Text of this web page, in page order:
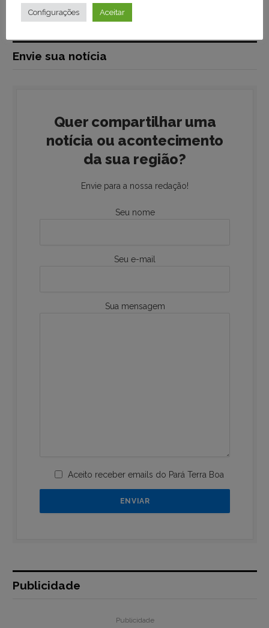
Envie sua notícia
Quer compartilhar uma
notícia ou acontecimento
da sua região?
Envie para a nossa redação!
Seu nome
Seu e-mail
Sua mensagem
Aceito receber emails do Pará Terra Boa
Publicidade
Publicidade
Configurações Aceitar